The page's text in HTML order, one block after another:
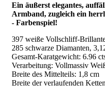
Ein äußerst elegantes,
Armband, zugleich ein
- Farbenspiel!
397 weiße Vollschliff-
285 schwarze Diamanten,
Gesamt-Karatgewicht: 6.96
Verarbeitung: Vollmassiv
Breite des Mittelteils: 1,8 cm
Breite der verlaufenden